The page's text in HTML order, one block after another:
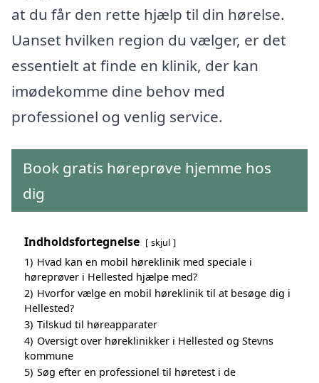
at du får den rette hjælp til din hørelse.
Uanset hvilken region du vælger, er det
essentielt at finde en klinik, der kan
imødekomme dine behov med
professionel og venlig service.
Book gratis høreprøve hjemme hos
dig
Indholdsfortegnelse skjul
1) Hvad kan en mobil høreklinik med speciale i
høreprøver i Hellested hjælpe med?
2) Hvorfor vælge en mobil høreklinik til at besøge dig i
Hellested?
3) Tilskud til høreapparater
4) Oversigt over høreklinikker i Hellested og Stevns
kommune
5) Søg efter en professionel til høretest i de